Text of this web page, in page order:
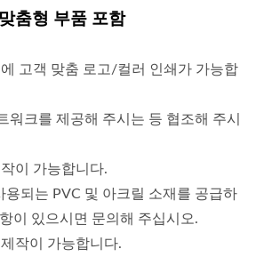
춤형 부품 포함
고객 맞춤 로고/컬러 인쇄가 가능합
워크를 제공해 주시는 등 협조해 주시
이 가능합니다.
용되는 PVC 및 아크릴 소재를 공급하
이 있으시면 문의해 주십시오.
작이 가능합니다.